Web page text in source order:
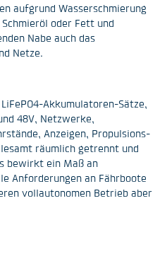
aufgrund Wasserschmierung
oder Fett und
Nabe auch das
Netze.
4-Akkumulatoren-Sätze,
48V, Netzwerke,
Anzeigen, Propulsions-
räumlich getrennt und
bewirkt ein Maß an
Anforderungen an Fährboote
vollautonomen Betrieb aber